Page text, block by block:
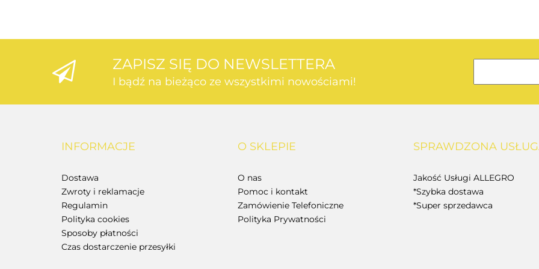
BOSCH
ZAPISZ SIĘ DO NEWSLETTERA
I bądź na bieżąco ze wszystkimi nowościami!
INFORMACJE
Dostawa
Zwroty i reklamacje
Regulamin
Polityka cookies
Sposoby płatności
Czas dostarczenie przesyłki
O SKLEPIE
O nas
Pomoc i kontakt
Zamówienie Telefoniczne
Polityka Prywatności
SPRAWDZONA
Jakość Usługi ALLEGRO
*Szybka dostawa
*Super sprzedawca